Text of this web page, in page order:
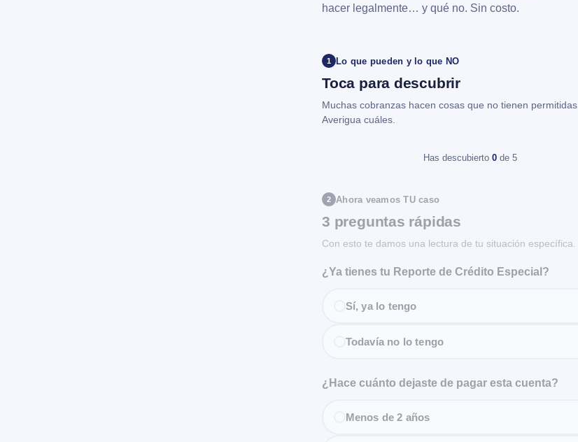
hacer legalmente… y qué no. Sin costo.
1 Lo que pueden y lo que NO
Toca para descubrir
Muchas cobranzas hacen cosas que no tienen permitidas.
Averigua cuáles.
Has descubierto 0 de 5
2 Ahora veamos TU caso
3 preguntas rápidas
Con esto te damos una lectura de tu situación específica.
¿Ya tienes tu Reporte de Crédito Especial?
Sí, ya lo tengo
Todavía no lo tengo
¿Hace cuánto dejaste de pagar esta cuenta?
Menos de 2 años